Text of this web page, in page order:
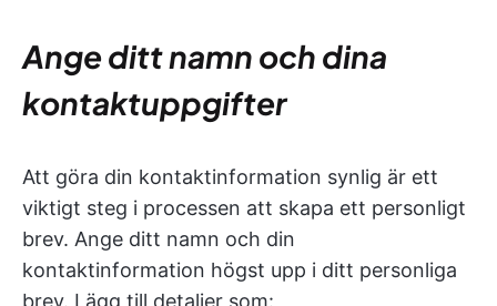
Ange ditt namn och dina
kontaktuppgifter
Att göra din kontaktinformation synlig är ett
viktigt steg i processen att skapa ett personligt
brev. Ange ditt namn och din
kontaktinformation högst upp i ditt personliga
brev. Lägg till detaljer som: